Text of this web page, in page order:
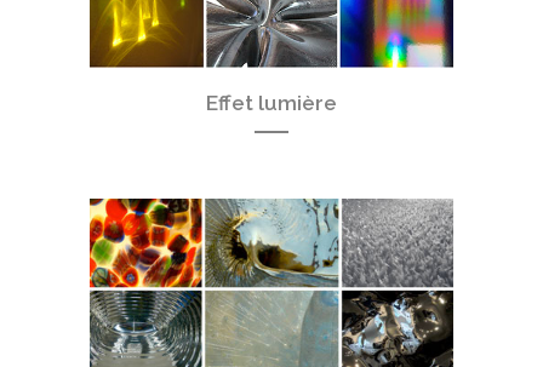
Effet lumière